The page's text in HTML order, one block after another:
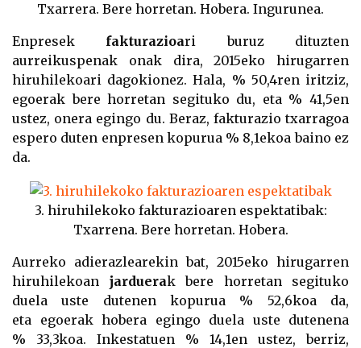
Txarrera. Bere horretan. Hobera. Ingurunea.
Enpresek fakturazioari buruz dituzten
aurreikuspenak onak dira, 2015eko hirugarren
hiruhilekoari dagokionez. Hala, % 50,4ren iritziz,
egoerak bere horretan segituko du, eta % 41,5en
ustez, onera egingo du. Beraz, fakturazio txarragoa
espero duten enpresen kopurua % 8,1ekoa baino ez
da.
3. hiruhilekoko fakturazioaren espektatibak:
Txarrena. Bere horretan. Hobera.
Aurreko adierazlearekin bat, 2015eko hirugarren
hiruhilekoan jarduerak bere horretan segituko
duela uste dutenen kopurua % 52,6koa da,
eta egoerak hobera egingo duela uste dutenena
% 33,3koa. Inkestatuen % 14,1en ustez, berriz,